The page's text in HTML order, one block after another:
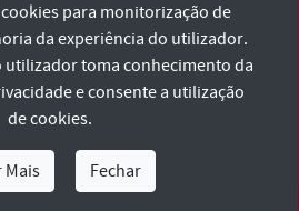
para monitorização de
da experiência do utilizador.
toma conhecimento da
e consente a utilização
de cookies.
Mais Fechar